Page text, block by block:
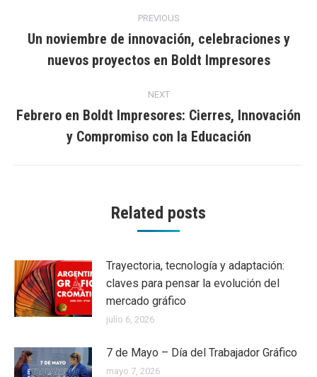
navigation
PREVIOUS
Previous
post:
Un noviembre de innovación, celebraciones y
nuevos proyectos en Boldt Impresores
NEXT
post:
Febrero en Boldt Impresores: Cierres, Innovación
y Compromiso con la Educación
Related posts
Trayectoria, tecnología y adaptación:
claves para pensar la evolución del
mercado gráfico
julio 6, 2026
7 de Mayo – Día del Trabajador Gráfico
mayo 7, 2026